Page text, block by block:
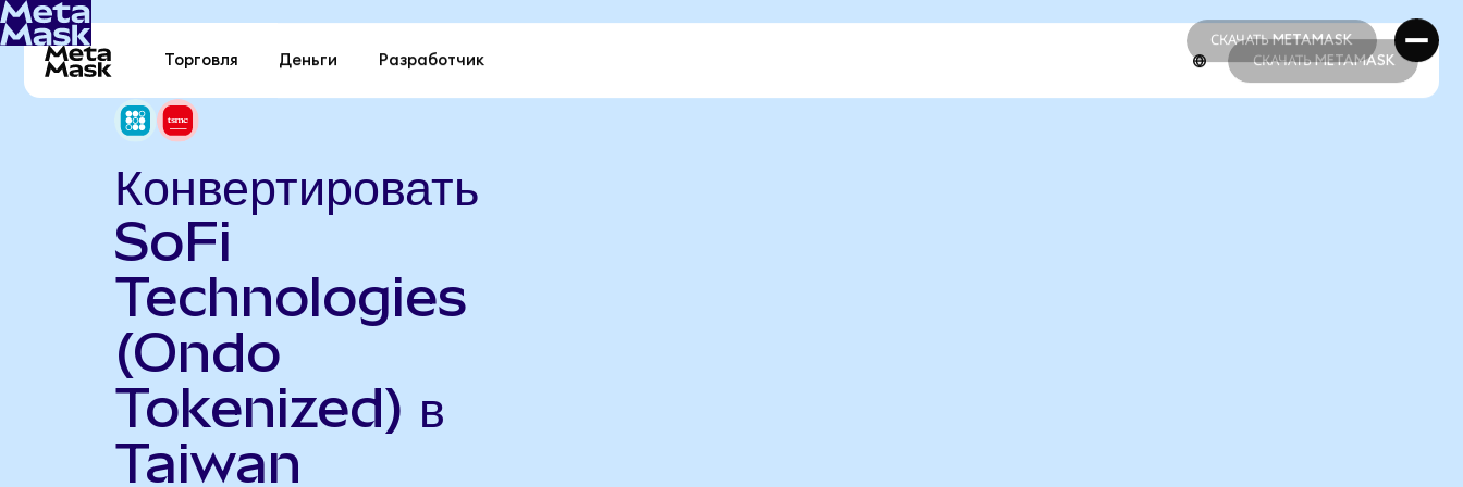
СКАЧАТЬ METAMASK
СКАЧАТЬ METAMASK
Торговля Деньги Разработчик СКАЧАТЬ METAMASK
Конвертировать
SoFi
Technologies
(Ondo
Tokenized) в
Taiwan